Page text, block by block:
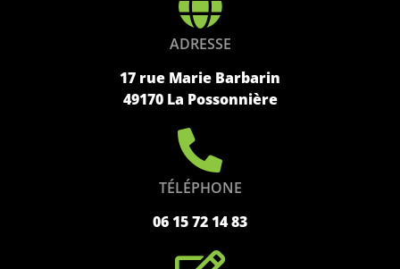
ADRESSE
17 rue Marie Barbarin
49170 La Possonnière
TÉLÉPHONE
06 15 72 14 83